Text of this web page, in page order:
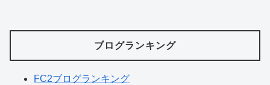
ブログランキング
FC2ブログランキング